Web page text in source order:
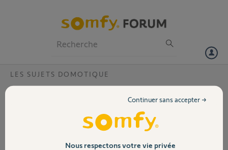
Volet
LES SUJETS DOMOTIQUE
TaHoma | mot de passe ou nom
Je n'arrive pas à me connecter à mon compte Tahoma :
j'ai l'erreur "Mot de passe ou nom d'utilisateur incorrect" qui
Nous respectons votre vie privée
Continuer sans accepter →